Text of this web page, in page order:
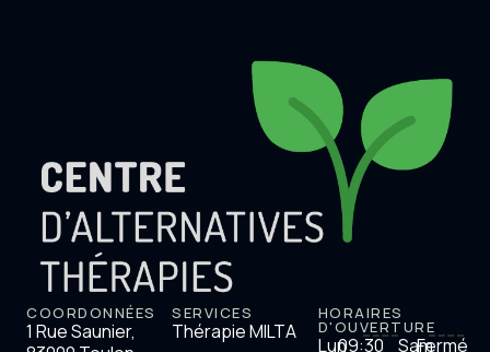
COORDONNÉES
1 Rue Saunier,
SERVICES
Thérapie MILTA
HORAIRES
D'OUVERTURE
Lun09:30 SamFermé